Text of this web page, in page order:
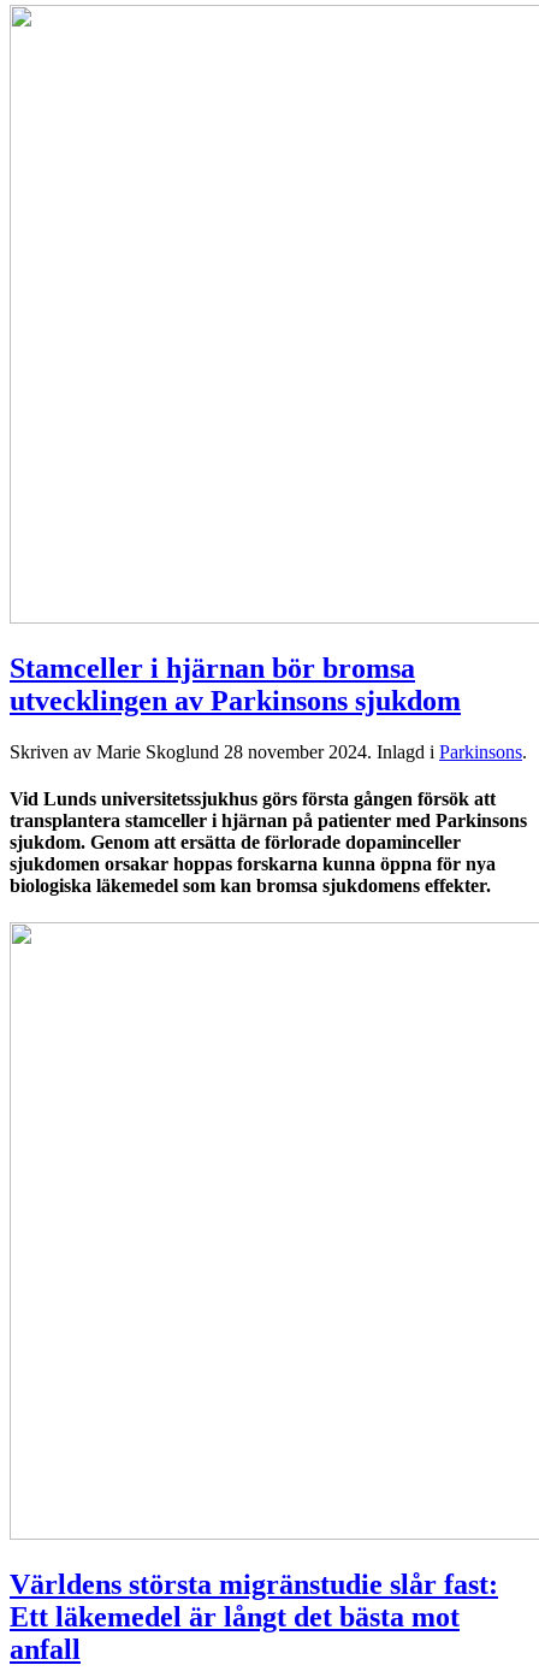
Stamceller i hjärnan bör bromsa
utvecklingen av Parkinsons sjukdom
Skriven av Marie Skoglund 28 november 2024. Inlagd i Parkinsons.
Vid Lunds universitetssjukhus görs första gången försök att
transplantera stamceller i hjärnan på patienter med Parkinsons
sjukdom. Genom att ersätta de förlorade dopaminceller
sjukdomen orsakar hoppas forskarna kunna öppna för nya
biologiska läkemedel som kan bromsa sjukdomens effekter.
Världens största migränstudie slår fast:
Ett läkemedel är långt det bästa mot
anfall